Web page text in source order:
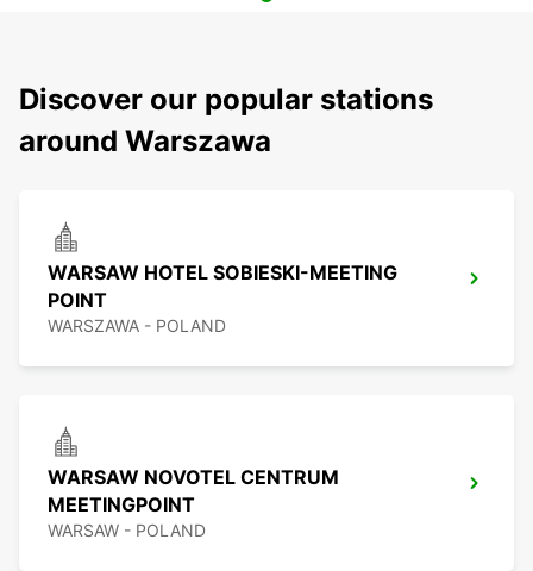
Discover our popular stations
around Warszawa
WARSAW HOTEL SOBIESKI-MEETING
POINT
WARSZAWA - POLAND
WARSAW NOVOTEL CENTRUM
MEETINGPOINT
WARSAW - POLAND